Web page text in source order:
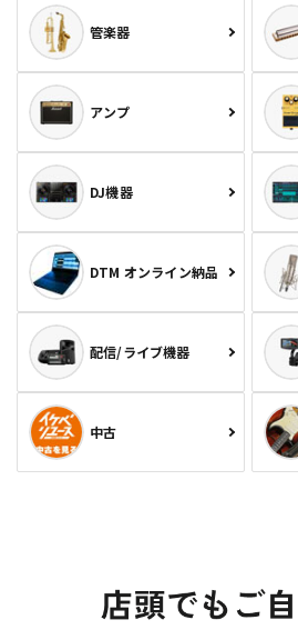
管楽器
アンプ
DJ機器
DTM オンライン納品
配信/ライブ機器
中古